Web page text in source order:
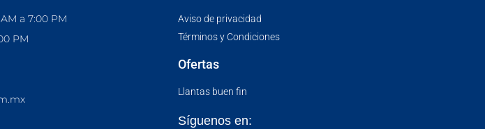
a 7:00 PM
PM
Aviso de privacidad
Términos y Condiciones
Ofertas
Llantas buen fin
Síguenos en: